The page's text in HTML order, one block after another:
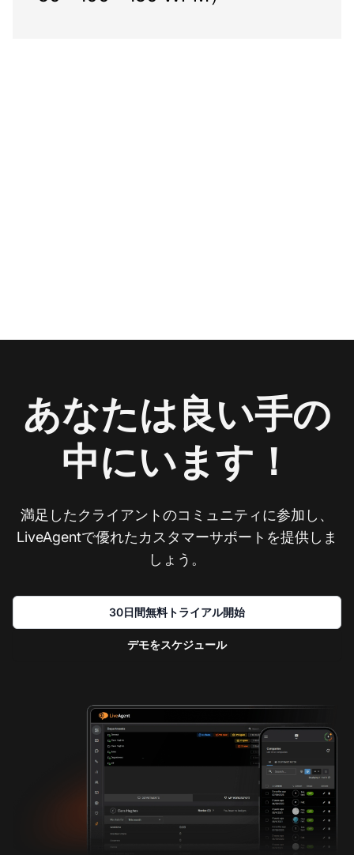
あなたは良い手の
中にいます！
満足したクライアントのコミュニティに参加し、
LiveAgentで優れたカスタマーサポートを提供しま
しょう。
30日間無料トライアル開始
デモをスケジュール